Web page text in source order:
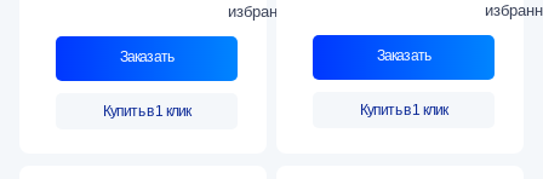
Заказать
Купить в 1 клик
Заказать
Купить в 1 клик